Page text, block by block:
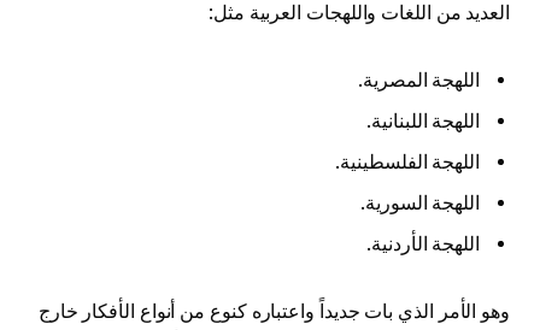
العديد من اللغات واللهجات العربية مثل:
اللهجة المصرية.
اللهجة اللبنانية.
اللهجة الفلسطينية.
اللهجة السورية.
اللهجة الأردنية.
وهو الأمر الذي بات جديداً واعتباره كنوع من أنواع الأفكار خارج